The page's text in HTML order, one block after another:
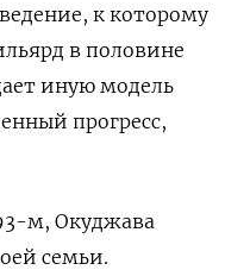
к которому
в половине
иную модель
прогресс,
м, Окуджава
семьи.